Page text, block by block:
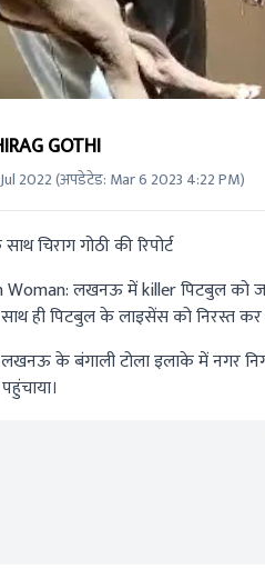
GOTHI
2022(अपडेटेड: Mar 6 2023 4:22 PM)
चिराग गोठी की रिपोर्ट
लखनऊ में killer पिटबुल को
ही पिटबुल के लाइसेंस को निरस्त कर
के बंगाली टोला इलाके में नगर